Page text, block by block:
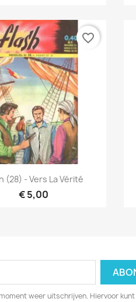
Snel bekijken
(28) - Vers La Vérité
€ 5,00
favorite_border
weer uitschrijven. Hiervoor